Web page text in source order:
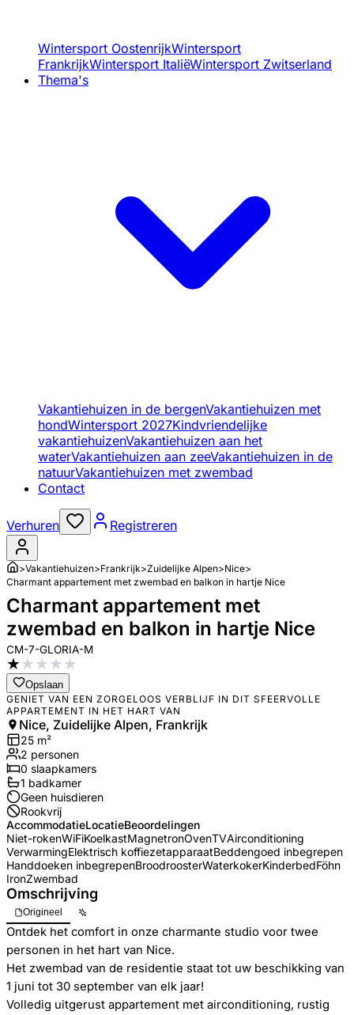
Wintersport OostenrijkWintersport
FrankrijkWintersport ItaliëWintersport Zwitserland
Thema's
Vakantiehuizen in de bergenVakantiehuizen met
hondWintersport 2027Kindvriendelijke
vakantiehuizenVakantiehuizen aan het
waterVakantiehuizen aan zeeVakantiehuizen in de
natuurVakantiehuizen met zwembad
Contact
Verhuren Registreren
>Vakantiehuizen>Frankrijk>Zuidelijke Alpen>Nice>
Charmant appartement met zwembad en balkon in hartje Nice
Charmant appartement met
zwembad en balkon in hartje Nice
CM-7-GLORIA-M
★★★★★
Opslaan
GENIET VAN EEN ZORGELOOS VERBLIJF IN DIT SFEERVOLLE
APPARTEMENT IN HET HART VAN
Nice, Zuidelijke Alpen, Frankrijk
25 m²
2 personen
0 slaapkamers
1 badkamer
Geen huisdieren
Rookvrij
AccommodatieLocatieBeoordelingen
Niet-rokenWiFiKoelkastMagnetronOvenTVAirconditioning
VerwarmingElektrisch koffiezetapparaatBeddengoed inbegrepen
Handdoeken inbegrepenBroodroosterWaterkokerKinderbedFöhn
IronZwembad
Omschrijving
Origineel
Ontdek het comfort in onze charmante studio voor twee
personen in het hart van Nice.
Het zwembad van de residentie staat tot uw beschikking van
1 juni tot 30 september van elk jaar!
Volledig uitgerust appartement met airconditioning, rustig